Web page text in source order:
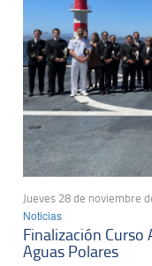
Jueves 28 de noviembre
Noticias
Finalización Curso
Aguas Polares